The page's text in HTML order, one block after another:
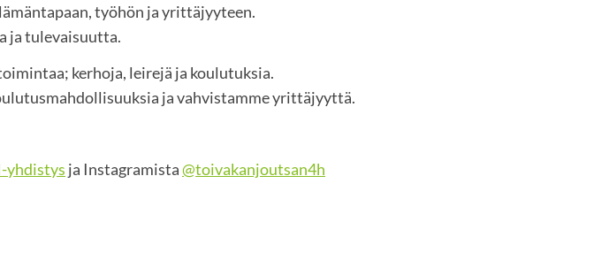
työhön ja yrittäjyyteen.
ja tulevaisuutta.
kerhoja, leirejä ja koulutuksia.
ja vahvistamme yrittäjyyttä.
yhdistys ja Instagramista@toivakanjoutsan4h